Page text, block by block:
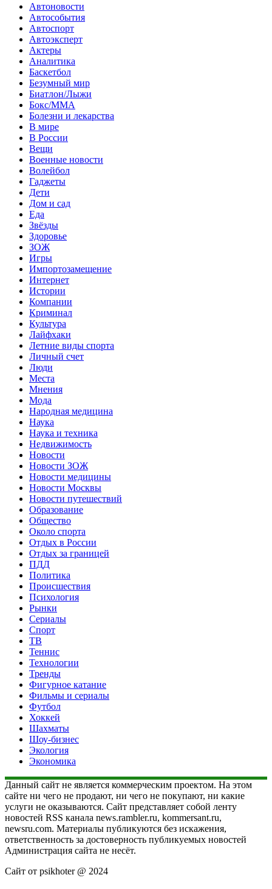
Автоновости
Автособытия
Автоспорт
Автоэксперт
Актеры
Аналитика
Баскетбол
Безумный мир
Биатлон/Лыжи
Бокс/MMA
Болезни и лекарства
В мире
В России
Вещи
Военные новости
Волейбол
Гаджеты
Дети
Дом и сад
Еда
Звёзды
Здоровье
ЗОЖ
Игры
Импортозамещение
Интернет
Истории
Компании
Криминал
Культура
Лайфхаки
Летние виды спорта
Личный счет
Люди
Места
Мнения
Мода
Народная медицина
Наука
Наука и техника
Недвижимость
Новости
Новости ЗОЖ
Новости медицины
Новости Москвы
Новости путешествий
Образование
Общество
Около спорта
Отдых в России
Отдых за границей
ПДД
Политика
Происшествия
Психология
Рынки
Сериалы
Спорт
ТВ
Теннис
Технологии
Тренды
Фигурное катание
Фильмы и сериалы
Футбол
Хоккей
Шахматы
Шоу-бизнес
Экология
Экономика
Данный сайт не является коммерческим проектом. На этом
сайте ни чего не продают, ни чего не покупают, ни какие
услуги не оказываются. Сайт представляет собой ленту
новостей RSS канала news.rambler.ru, kommersant.ru,
newsru.com. Материалы публикуются без искажения,
ответственность за достоверность публикуемых новостей
Администрация сайта не несёт.
Сайт от psikhoter @ 2024